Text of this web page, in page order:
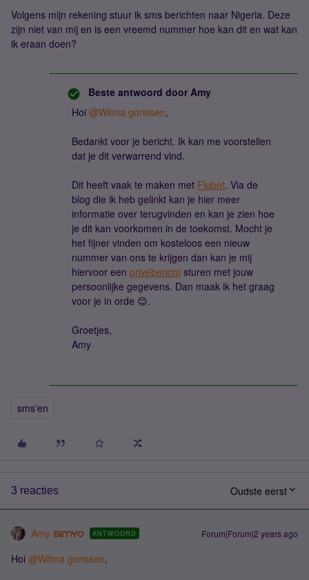
Volgens mijn rekening stuur ik sms berichten naar Nigeria. Deze
zijn niet van mij en is een vreemd nummer hoe kan dit en wat kan
ik eraan doen?
Beste antwoord door Amy
Hoi @Wilma gorissen,
Bedankt voor je bericht. Ik kan me voorstellen
dat je dit verwarrend vind.
Dit heeft vaak te maken met Flubot. Via de
blog die ik heb gelinkt kan je hier meer
informatie over terugvinden en kan je zien hoe
je dit kan voorkomen in de toekomst. Mocht je
het fijner vinden om kosteloos een nieuw
nummer van ons te krijgen dan kan je mij
hiervoor een privébericht sturen met jouw
persoonlijke gegevens. Dan maak ik het graag
voor je in orde 😊.
Groetjes,
Amy
sms'en
3 reacties Oudste eerst
Amy ANTWOORD Forum|Forum|2 years ago
Hoi @Wilma gorissen,